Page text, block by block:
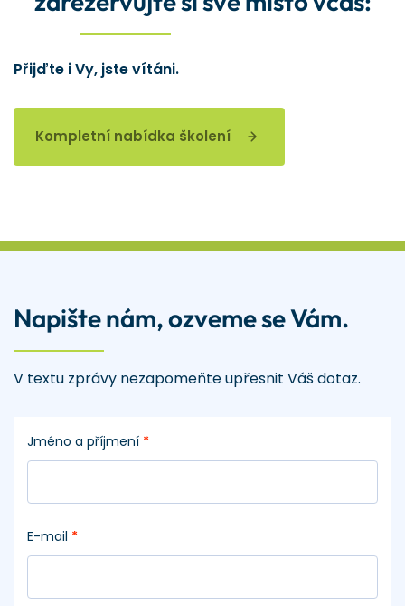
Přijďte i Vy, jste vítáni.
Kompletní nabídka školení
Napište nám, ozveme se Vám.
V textu zprávy nezapomeňte upřesnit Váš dotaz.
Jméno a příjmení *
E-mail *